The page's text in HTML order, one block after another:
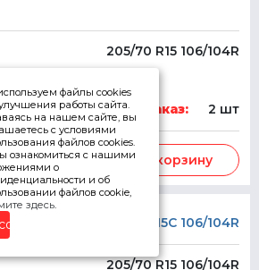
205/70 R15 106/104R
Под заказ: 2 шт
В корзину
WT1 205/70 R15C 106/104R
205/70 R15 106/104R
файлы cookies
работы сайта.
на нашем сайте, вы
с условиями
файлов cookies.
ознакомиться с нашими
о
и об
файлов cookie,
здесь.